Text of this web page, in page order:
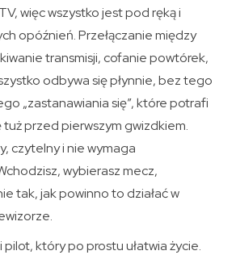
więc wszystko jest pod ręką i
opóźnień. Przełączanie między
transmisji, cofanie powtórek,
odbywa się płynnie, bez tego
„zastanawiania się”, które potrafi
przed pierwszym gwizdkiem.
czytelny i nie wymaga
wybierasz mecz,
tak, jak powinno to działać w
który po prostu ułatwia życie.